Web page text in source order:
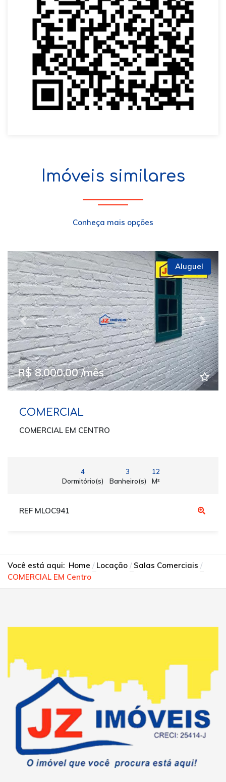
Imóveis similares
Conheça mais opções
Previous Next
Aluguel
R$ 8.000,00 /mês
COMERCIAL
COMERCIAL EM CENTRO
4
Dormitório(s)
3
Banheiro(s)
12
M²
REF MLOC941
Você está aqui: Home Locação
Salas Comerciais
COMERCIAL EM Centro